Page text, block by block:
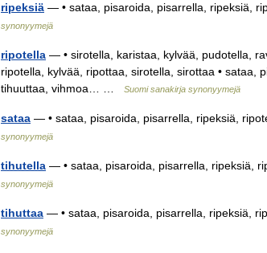
ripeksiä — • sataa, pisaroida, pisarrella, ripeksiä,
synonyymejä
ripotella — • sirotella, karistaa, kylvää, pudotella,
ripotella, kylvää, ripottaa, sirotella, sirottaa • sataa,
tihuuttaa, vihmoa… …
Suomi sanakirja synonyymejä
sataa — • sataa, pisaroida, pisarrella, ripeksiä,
synonyymejä
tihutella — • sataa, pisaroida, pisarrella, ripeksiä,
synonyymejä
tihuttaa — • sataa, pisaroida, pisarrella, ripeksiä,
synonyymejä